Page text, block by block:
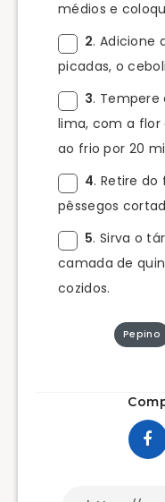
médios e
2. Adicione
picadas, o
3. Tempere
lima, com a flor
ao frio por 20
4. Retire do
pêssegos
5. Sirva o
camada de
cozidos.
Pepino